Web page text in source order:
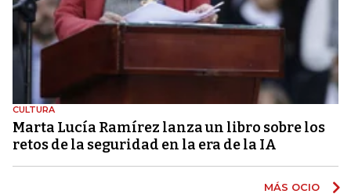
CULTURA
Marta Lucía Ramírez lanza un libro sobre los
retos de la seguridad en la era de la IA
MÁS OCIO